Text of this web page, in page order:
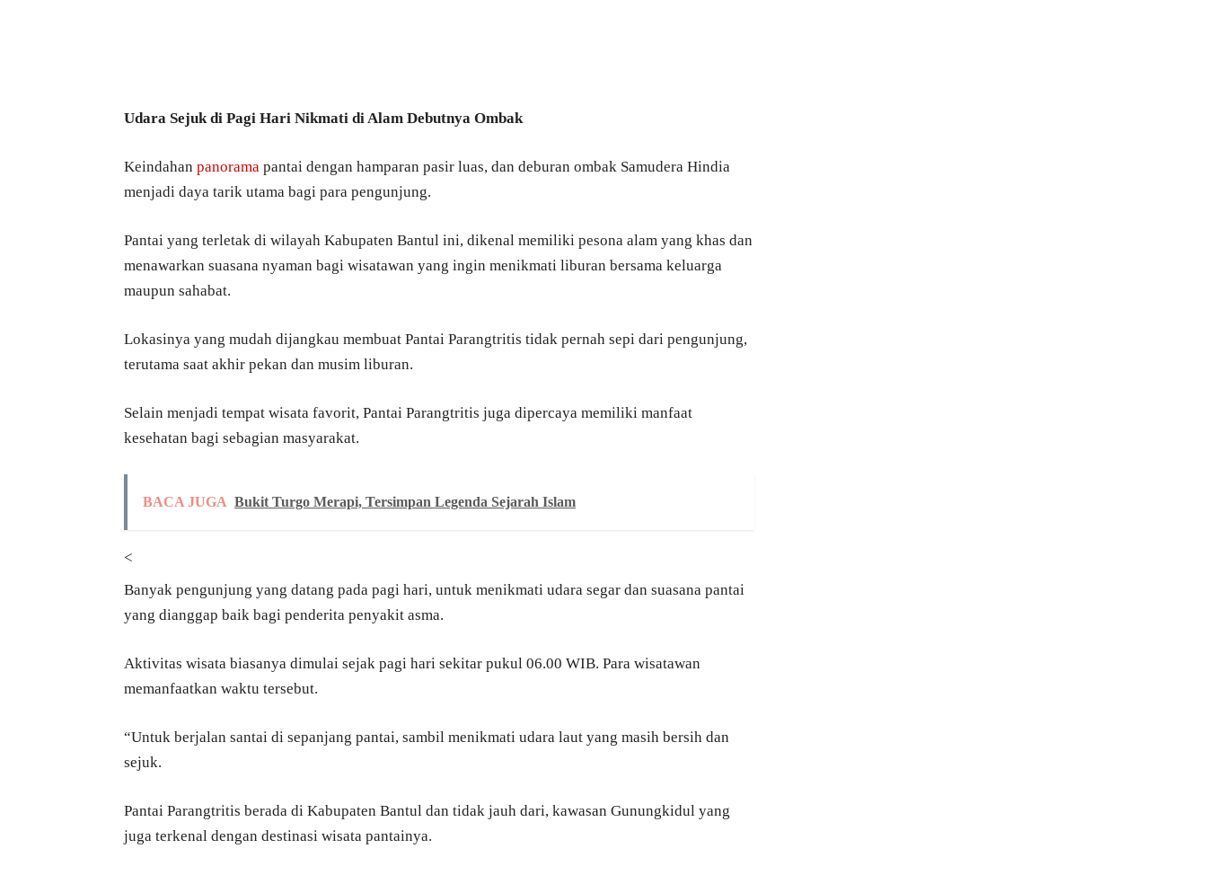
Udara Sejuk di Pagi Hari Nikmati di Alam Debutnya Ombak
Keindahan panorama pantai dengan hamparan pasir luas, dan deburan ombak Samudera Hindia
menjadi daya tarik utama bagi para pengunjung.
Pantai yang terletak di wilayah Kabupaten Bantul ini, dikenal memiliki pesona alam yang khas dan
menawarkan suasana nyaman bagi wisatawan yang ingin menikmati liburan bersama keluarga
maupun sahabat.
Lokasinya yang mudah dijangkau membuat Pantai Parangtritis tidak pernah sepi dari pengunjung,
terutama saat akhir pekan dan musim liburan.
Selain menjadi tempat wisata favorit, Pantai Parangtritis juga dipercaya memiliki manfaat
kesehatan bagi sebagian masyarakat.
BACA JUGA Bukit Turgo Merapi, Tersimpan Legenda Sejarah Islam
<
Banyak pengunjung yang datang pada pagi hari, untuk menikmati udara segar dan suasana pantai
yang dianggap baik bagi penderita penyakit asma.
Aktivitas wisata biasanya dimulai sejak pagi hari sekitar pukul 06.00 WIB. Para wisatawan
memanfaatkan waktu tersebut.
“Untuk berjalan santai di sepanjang pantai, sambil menikmati udara laut yang masih bersih dan
sejuk.
Pantai Parangtritis berada di Kabupaten Bantul dan tidak jauh dari, kawasan Gunungkidul yang
juga terkenal dengan destinasi wisata pantainya.